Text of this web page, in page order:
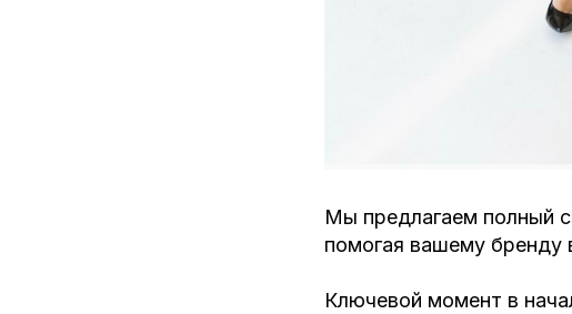
Мы предлагаем полный
помогая вашему бренду
Ключевой момент в